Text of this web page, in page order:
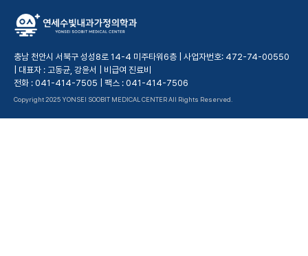
충남 천안시 서북구 성성8로 14-4 미주타워6층 | 사업자번호: 472-74-00550
| 대표자 : 고동균, 강윤서 | 비급여 진료비
전화 : 041-414-7505 | 팩스 : 041-414-7506
Copyright 2025 YONSEI SOOBIT MEDICAL CENTER All Rights Reserved.